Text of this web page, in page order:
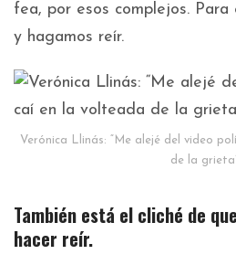
fea, por esos complejos. Para
y hagamos reír.
Verónica Llinás: “Me alejé del video
de la
También está el cliché de
hacer reír.